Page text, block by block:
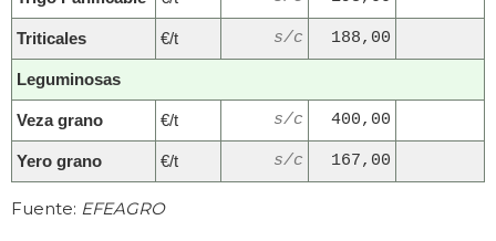
Triticales €/t s/c 188,00
Leguminosas
Veza grano €/t s/c 400,00
Yero grano €/t s/c 167,00
Fuente: EFEAGRO